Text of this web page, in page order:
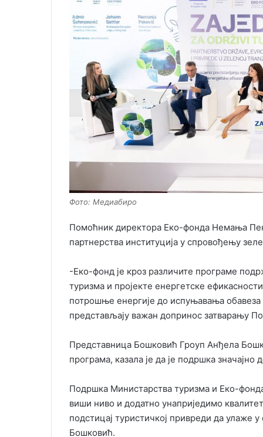
Фото: Медиабиро
Помоћник директора Еко-фонда Немања
партнерства институција у спровођењу
-Еко-фонд је кроз различите програме
туризма и пројекте енергетске
потрошње енергије до испуњавања
представљају важан допринос затварању
Представница Бошковић Гроуп Анђела
програма, казала је да је подршка
Подршка Министарства туризма и Еко-
виши ниво и додатно унаприједимо
подстицај туристичкој привреди да улаже
Бошковић.